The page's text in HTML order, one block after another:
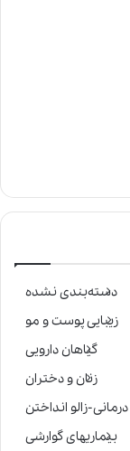
دسته‌بندی نشده
زیبایی پوست و مو
گیاهان دارویی
زنان و دختران
درمانی-زالو انداختن
بیماریهای گوارشی